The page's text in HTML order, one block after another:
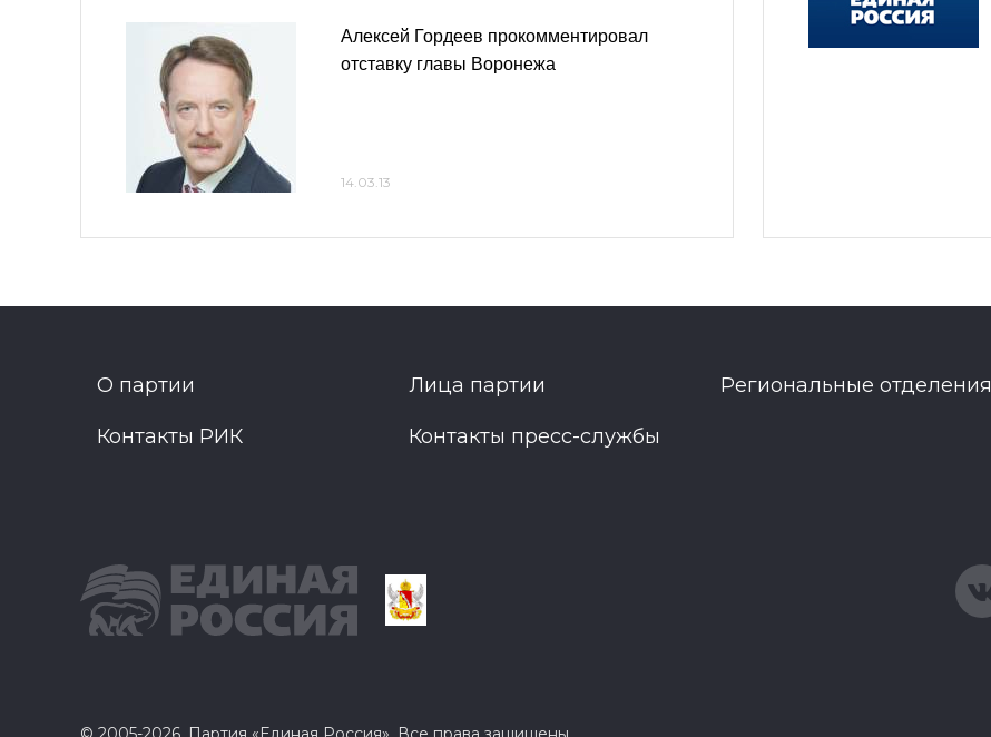
Алексей Гордеев прокомментировал
отставку главы Воронежа
14.03.13
О партии Лица партии Региональные отделения
Контакты РИК Контакты пресс-службы